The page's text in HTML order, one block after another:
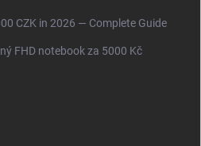
CZK in 2026 — Complete Guide
FHD notebook za 5000 Kč